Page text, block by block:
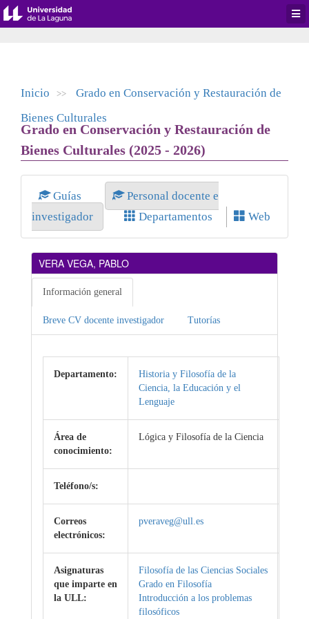
Inicio >>
Grado en Conservación y Restauración de
Bienes Culturales
Grado en Conservación y Restauración de
Bienes Culturales (2025 - 2026)
Guías
Personal docente e
investigador
Departamentos Web
VERA VEGA, PABLO
Información general
Breve CV docente investigador Tutorías
Departamento:
Historia y Filosofía de la
Ciencia, la Educación y el
Lenguaje
Área de
conocimiento:
Lógica y Filosofía de la Ciencia
Teléfono/s:
Correos
electrónicos:
pveraveg@ull.es
Asignaturas
que imparte en
la ULL:
Filosofía de las Ciencias Sociales
Grado en Filosofía
Introducción a los problemas
filosóficos